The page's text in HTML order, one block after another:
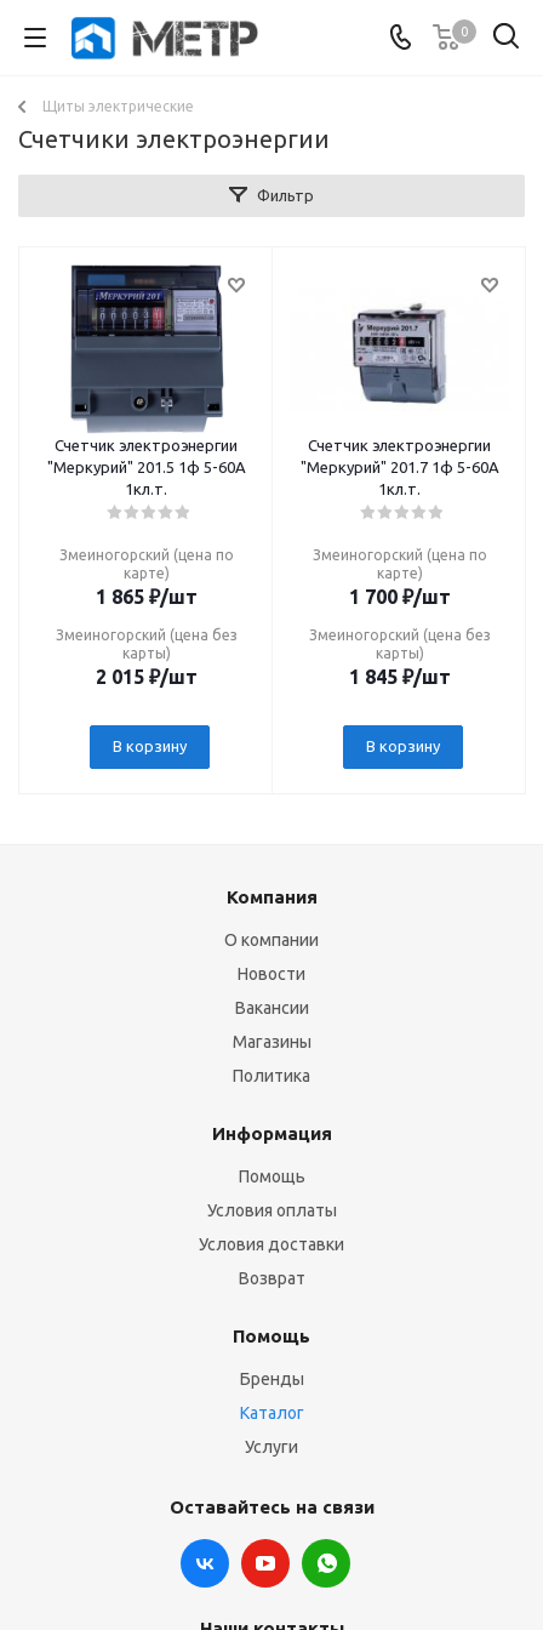
0
Щиты электрические
Счетчики электроэнергии
Фильтр
Счетчик электроэнергии
"Меркурий" 201.5 1ф 5-60А
1кл.т.
Змеиногорский (цена по
карте)
1 865₽/шт
Змеиногорский (цена без
карты)
2 015₽/шт
В корзину
Счетчик электроэнергии
"Меркурий" 201.7 1ф 5-60А
1кл.т.
Змеиногорский (цена по
карте)
1 700₽/шт
Змеиногорский (цена без
карты)
1 845₽/шт
В корзину
Компания
О компании
Новости
Вакансии
Магазины
Политика
Информация
Помощь
Условия оплаты
Условия доставки
Возврат
Помощь
Бренды
Каталог
Услуги
Оставайтесь на связи